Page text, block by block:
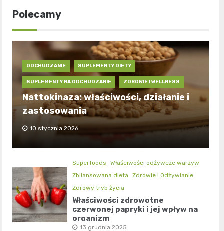
Polecamy
ODCHUDZANIE SUPLEMENTY DIETY
SUPLEMENTY NA ODCHUDZANIE ZDROWIE I WELLNESS
Nattokinaza: właściwości, działanie i
zastosowania
10 stycznia 2026
Superfoods
Właściwości odżywcze warzyw
Zbilansowana dieta
Zdrowie i Odżywianie
Zdrowy tryb życia
Właściwości zdrowotne
czerwonej papryki i jej wpływ na
organizm
13 grudnia 2025